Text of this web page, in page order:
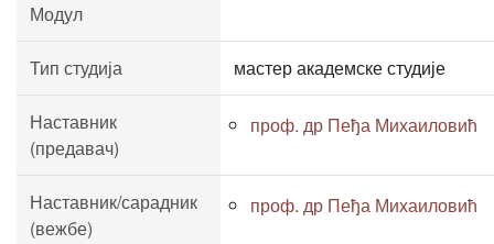
Модул
Тип студија мастер академске студије
Наставник
(предавач)
проф. др Пеђа Михаиловић
Наставник/сарадник
(вежбе)
проф. др Пеђа Михаиловић